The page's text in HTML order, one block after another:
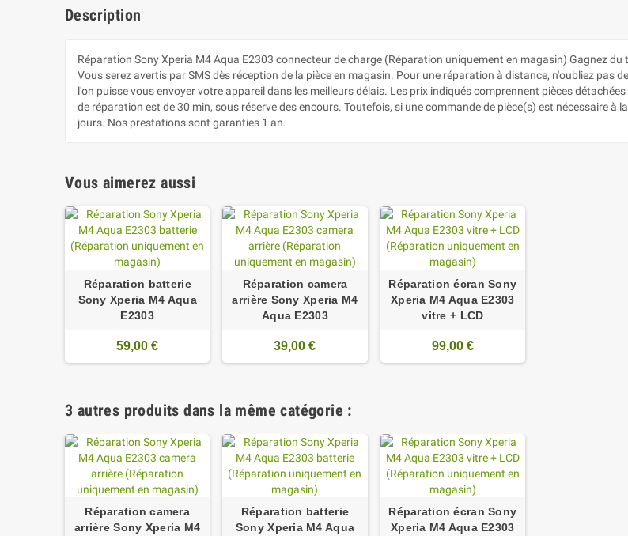
Description
Réparation Sony Xperia M4 Aqua E2303 connecteur de charge (Réparation uniquement en magasin) Gagnez
Vous serez avertis par SMS dès réception de la pièce en magasin. Pour une réparation à distance, n'oubliez pas
l'on puisse vous envoyer votre appareil dans les meilleurs délais. Les prix indiqués comprennent pièces
de réparation est de 30 min, sous réserve des encours. Toutefois, si une commande de pièce(s) est nécessaire
jours. Nos prestations sont garanties 1 an.
Vous aimerez aussi
Réparation batterie
Sony Xperia M4 Aqua
E2303
59,00 €
Réparation camera
arrière Sony Xperia M4
Aqua E2303
39,00 €
Réparation écran Sony
Xperia M4 Aqua E2303
vitre + LCD
99,00 €
3 autres produits dans la même catégorie :
Réparation camera
arrière Sony Xperia M4
Réparation batterie
Sony Xperia M4 Aqua
Réparation écran Sony
Xperia M4 Aqua E2303